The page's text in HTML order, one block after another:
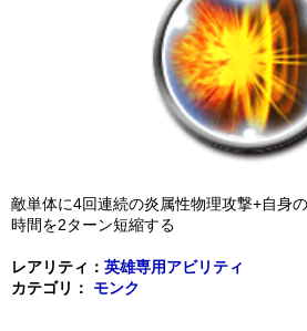
敵単体に4回連続の炎属性物理攻撃+自身
時間を2ターン短縮する
レアリティ： 英雄専用アビリティ
カテゴリ： モンク